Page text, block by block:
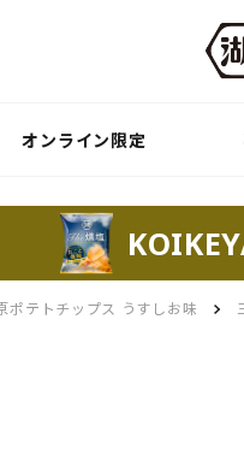
オンライン限定
ポテトチップス うすしお味